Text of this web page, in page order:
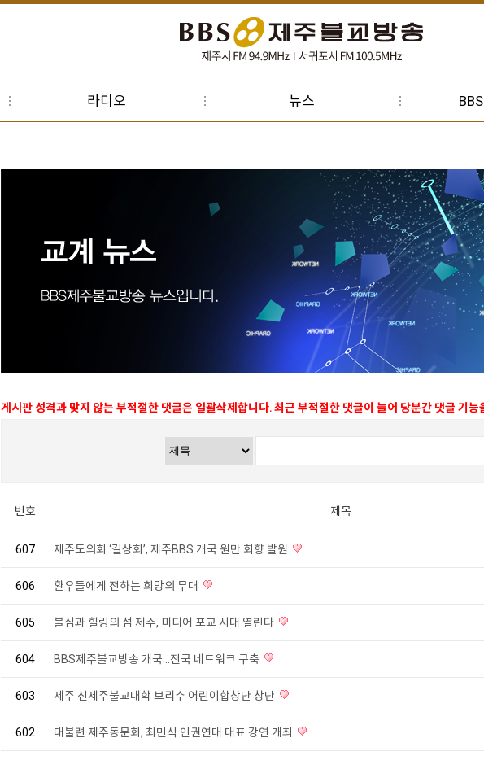
라디오 뉴스
게시판 성격과 맞지 않는 부적절한 댓글은 일괄삭제합니다. 최근 부적절한 댓글이 늘어 당분간 댓글 기
번호 제목
607 제주도의회 ‘길상회’, 제주BBS 개국 원만 회향 발원
606 환우들에게 전하는 희망의 무대
605 불심과 힐링의 섬 제주, 미디어 포교 시대 열린다
604 BBS제주불교방송 개국...전국 네트워크 구축
603 제주 신제주불교대학 보리수 어린이합창단 창단
602 대불련 제주동문회, 최민식 인권연대 대표 강연 개최